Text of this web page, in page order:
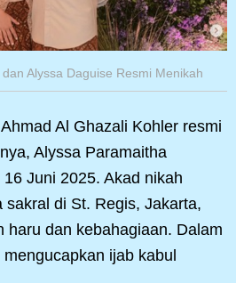
Alyssa Daguise Resmi Menikah
Al Ghazali Kohler resmi
Alyssa Paramaitha
Juni 2025. Akad nikah
sakral di St. Regis, Jakarta,
haru dan kebahagiaan. Dalam
ijab kabul